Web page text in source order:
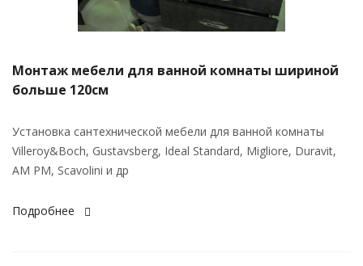
Монтаж мебели для ванной комнаты шириной
больше 120см
Установка сантехнической мебели для ванной комнаты
Villeroy&Boch, Gustavsberg, Ideal Standard, Migliore, Duravit,
AM PM, Scavolini и др
Подробнее